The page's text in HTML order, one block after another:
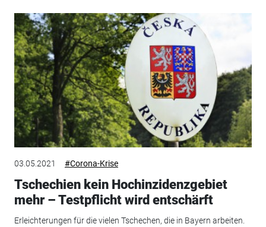
03.05.2021 #Corona-Krise
Tschechien kein Hochinzidenzgebiet
mehr – Testpflicht wird entschärft
Erleichterungen für die vielen Tschechen, die in Bayern arbeiten.